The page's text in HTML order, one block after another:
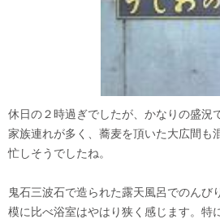
休日の２時過ぎでしたが、かなりの盛況
家族連れが多く、蕎麦を頂いた大広間も
忙しそうでしたね。
鬼石三波石で造られた露天風呂でのんび
模に比べ浴室はやはり狭く感じます。特